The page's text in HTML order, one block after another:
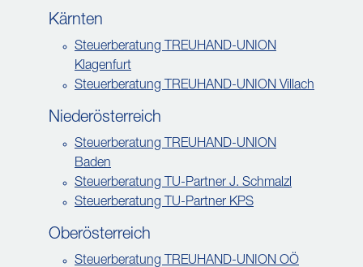
Kärnten
Steuerberatung TREUHAND-UNION
Klagenfurt
Steuerberatung TREUHAND-UNION Villach
Niederösterreich
Steuerberatung TREUHAND-UNION
Baden
Steuerberatung TU-Partner J. Schmalzl
Steuerberatung TU-Partner KPS
Oberösterreich
Steuerberatung TREUHAND-UNION OÖ